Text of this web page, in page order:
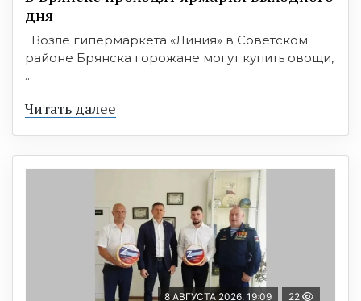
дня
Возле гипермаркета «Линия» в Советском
районе Брянска горожане могут купить овощи,
...
Читать далее
8 АВГУСТА 2026, 19:09 22